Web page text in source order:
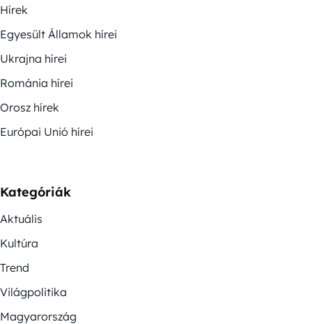
Hírek
Egyesült Államok hírei
Ukrajna hírei
Románia hírei
Orosz hírek
Európai Unió hírei
Kategóriák
Aktuális
Kultúra
Trend
Világpolitika
Magyarország